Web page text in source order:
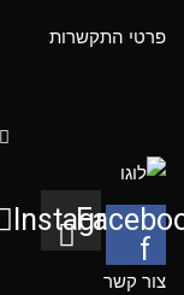
פרטי התקשרות
f
Instagram
צור קשר